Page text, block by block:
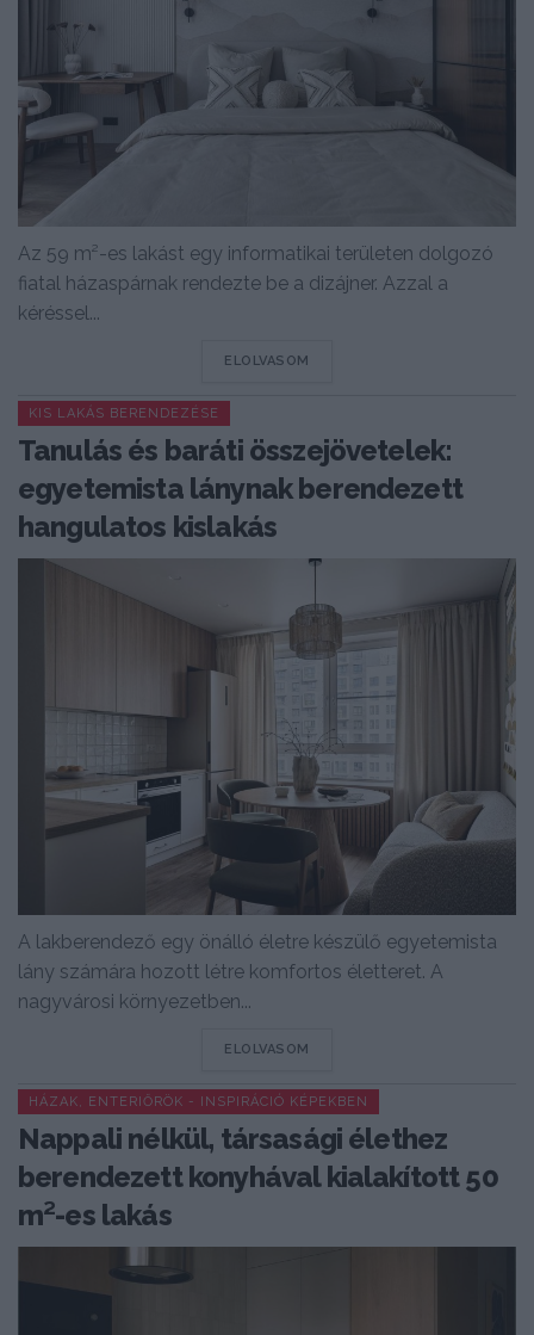
Az 59 m²-es lakást egy informatikai területen dolgozó
fiatal házaspárnak rendezte be a dizájner. Azzal a
kéréssel...
ELOLVASOM
KIS LAKÁS BERENDEZÉSE
Tanulás és baráti összejövetelek:
egyetemista lánynak berendezett
hangulatos kislakás
A lakberendező egy önálló életre készülő egyetemista
lány számára hozott létre komfortos életteret. A
nagyvárosi környezetben...
ELOLVASOM
HÁZAK, ENTERIŐRÖK - INSPIRÁCIÓ KÉPEKBEN
Nappali nélkül, társasági élethez
berendezett konyhával kialakított 50
m²-es lakás